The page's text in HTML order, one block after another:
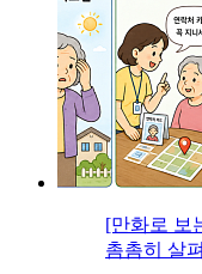
[만화로 보
촘촘히 살